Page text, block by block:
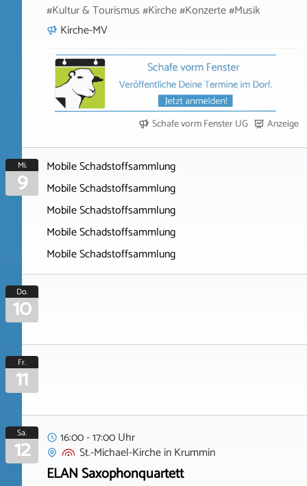
#Kultur & Tourismus #Kirche #Konzerte #Musik
Kirche-MV
Schafe vorm Fenster UG Anzeige
Mi.
9
Mobile Schadstoffsammlung
Mobile Schadstoffsammlung
Mobile Schadstoffsammlung
Mobile Schadstoffsammlung
Mobile Schadstoffsammlung
Do.
10
Fr.
11
Sa.
12
16:00 - 17:00 Uhr
St.-Michael-KircheinKrummin
ELAN Saxophonquartett